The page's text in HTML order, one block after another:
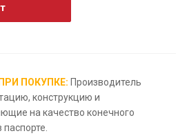
ПОКУПКЕ: Производитель
конструкцию и
на качество конечного